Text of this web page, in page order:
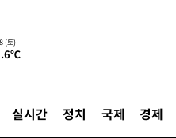
(토)
실시간 정치 국제 경제
선재도서 해루질 나섰다 실종 60대, 닷
남자 농구, 나고야 아시안게임서 '홈팀'
극한폭염 한풀 꺾이지만…'낮 최고